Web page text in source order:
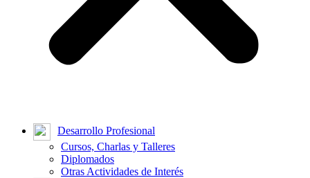
Desarrollo Profesional
Cursos, Charlas y Talleres
Diplomados
Otras Actividades de Interés